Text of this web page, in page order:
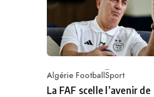
Category
Algérie FootballSport
La FAF scelle l’avenir de